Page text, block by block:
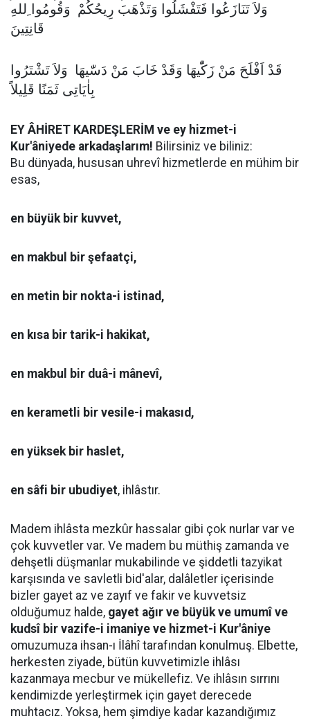
وَلاَ تَنَازَعُوا فَتَفْشَلُوا وَتَذْهَبَ رِيحُكُمْ وَقُومُوا ِللهِ
قَانِتِينَ
قَدْ اَفْلَحَ مَنْ زَكّٰيهَا وَقَدْ خَابَ مَنْ دَسّٰيهَا وَلاَ تَشْتَرُوا
بِاٰيَاتِى ثَمَنًا قَلِيلاً
EY ÂHİRET KARDEŞLERİM ve ey hizmet-i
Kur'âniyede arkadaşlarım! Bilirsiniz ve biliniz:
Bu dünyada, hususan uhrevî hizmetlerde en mühim bir
esas,
en büyük bir kuvvet,
en makbul bir şefaatçi,
en metin bir nokta-i istinad,
en kısa bir tarik-i hakikat,
en makbul bir duâ-i mânevî,
en kerametli bir vesile-i makasıd,
en yüksek bir haslet,
en sâfi bir ubudiyet, ihlâstır.
Madem ihlâsta mezkûr hassalar gibi çok nurlar var ve
çok kuvvetler var. Ve madem bu müthiş zamanda ve
dehşetli düşmanlar mukabilinde ve şiddetli tazyikat
karşısında ve savletli bid'alar, dalâletler içerisinde
bizler gayet az ve zayıf ve fakir ve kuvvetsiz
olduğumuz halde, gayet ağır ve büyük ve umumî ve
kudsî bir vazife-i imaniye ve hizmet-i Kur'âniye
omuzumuza ihsan-ı İlâhî tarafından konulmuş. Elbette,
herkesten ziyade, bütün kuvvetimizle ihlâsı
kazanmaya mecbur ve mükellefiz. Ve ihlâsın sırrını
kendimizde yerleştirmek için gayet derecede
muhtacız. Yoksa, hem şimdiye kadar kazandığımız